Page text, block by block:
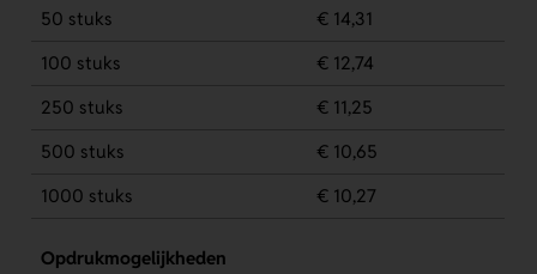
50 stuks
€ 14,31
100 stuks
€ 12,74
250 stuks
€ 11,25
500 stuks
€ 10,65
1000 stuks
€ 10,27
Opdrukmogelijkheden